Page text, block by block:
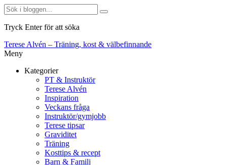
Tryck Enter för att söka
Terese Alvén – Träning, kost & välbefinnande
Meny
Kategorier
PT & Instruktör
Terese Alvén
Inspiration
Veckans fråga
Instruktör/gymjobb
Terese tipsar
Graviditet
Träning
Kosttips & recept
Barn & Familj